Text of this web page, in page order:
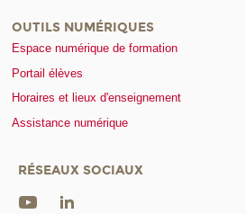
OUTILS NUMÉRIQUES
Espace numérique de formation
Portail élèves
Horaires et lieux d'enseignement
Assistance numérique
RÉSEAUX SOCIAUX